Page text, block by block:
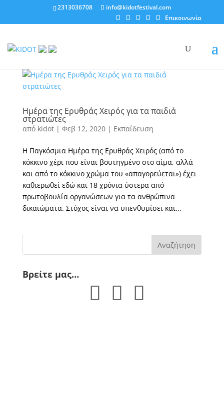
2313036708
info@kidotfestival.com
Επικοινωνία
Ημέρα της Ερυθράς Χειρός για τα παιδιά
στρατιώτες
από kidot| Φεβ 12, 2020| Εκπαίδευση
Η Παγκόσμια Ημέρα της Ερυθράς Χειρός (από το
κόκκινο χέρι που είναι βουτηγμένο στο αίμα, αλλά
και από το κόκκινο χρώμα του «απαγορεύεται») έχει
καθιερωθεί εδώ και 18 χρόνια ύστερα από
πρωτοβουλία οργανώσεων για τα ανθρώπινα
δικαιώματα. Στόχος είναι να υπενθυμίσει και...
Βρείτε μας…